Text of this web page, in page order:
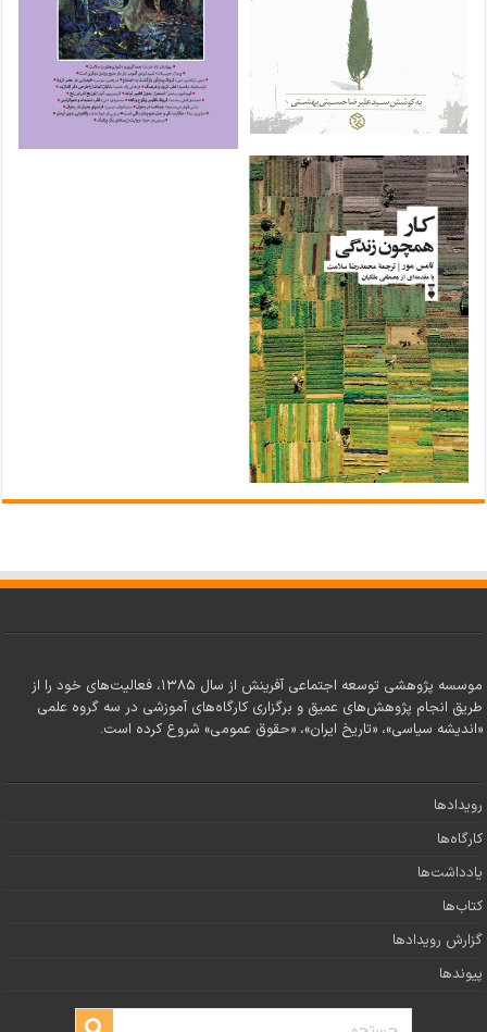
موسسه پژوهشی توسعه اجتماعی آفرینش از سال ۱۳۸۵، فعالیت‌های خود را از
طریق انجام پژوهش‌های عمیق و برگزاری کارگاه‌های آموزشی در سه گروه علمی
«اندیشه سیاسی»، «تاریخ ایران»، «حقوق عمومی» شروع کرده است.
رویدادها
کارگاه‌ها
یادداشت‌ها
کتاب‌ها
گزارش رویدادها
پیوندها